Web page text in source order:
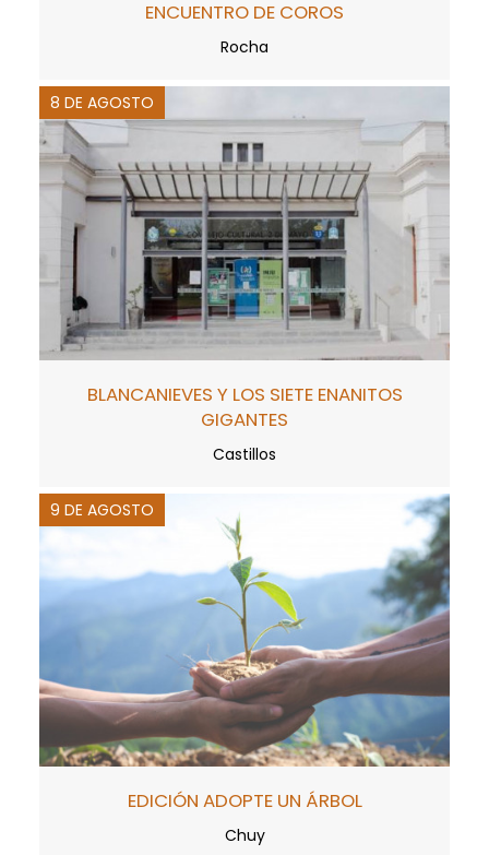
ENCUENTRO DE COROS
Rocha
8 DE AGOSTO
BLANCANIEVES Y LOS SIETE ENANITOS
GIGANTES
Castillos
9 DE AGOSTO
EDICIÓN ADOPTE UN ÁRBOL
Chuy